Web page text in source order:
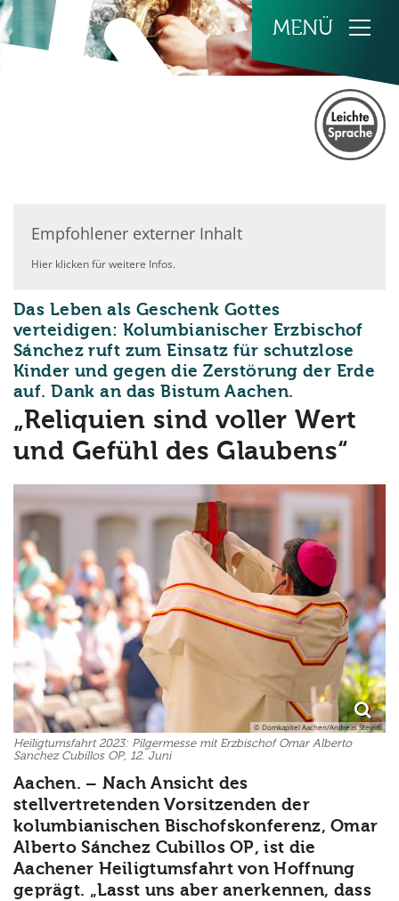
Zum Inhalt springen
Empfohlener externer Inhalt
Hier klicken für weitere Infos.
Das Leben als Geschenk Gottes
verteidigen: Kolumbianischer Erzbischof
Sánchez ruft zum Einsatz für schutzlose
Kinder und gegen die Zerstörung der Erde
auf. Dank an das Bistum Aachen.
„Reliquien sind voller Wert
und Gefühl des Glaubens“
© Domkapitel Aachen/Andreas Steindl
Heiligtumsfahrt 2023: Pilgermesse mit Erzbischof Omar Alberto
Sanchez Cubillos OP, 12. Juni
Aachen. – Nach Ansicht des
stellvertretenden Vorsitzenden der
kolumbianischen Bischofskonferenz, Omar
Alberto Sánchez Cubillos OP, ist die
Aachener Heiligtumsfahrt von Hoffnung
geprägt. „Lasst uns aber anerkennen, dass